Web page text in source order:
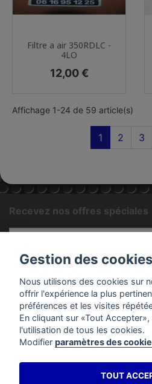
Filtre a air 350RDLC -
4LO
Prix
12,00 €
Affichage 1-24 de 59 article(s)
1 2 3
Recevez nos offres spéciales
Vous pouvez vous désinscrire à
d'utilisation du site.
PRODUITS
Gestion des cookies
Nous utilisons des cookies sur
offrir l'expérience la plus
préférences et les visites
En cliquant sur «Tout
l'utilisation de tous les cookies.
Modifier paramètres des
TOUT